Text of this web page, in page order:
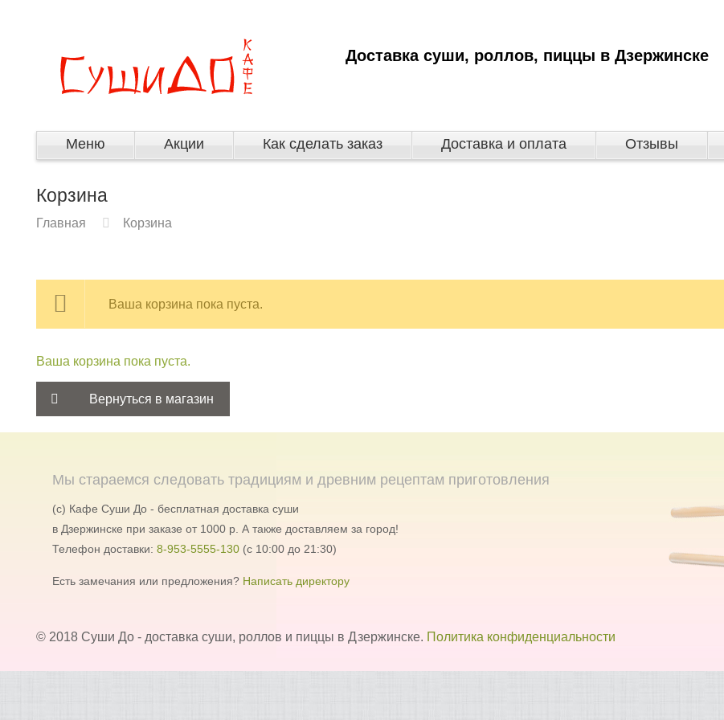
Меню Акции Как сделать заказ Доставка и оплата Отзывы
Доставка суши, роллов, пиццы в Дзержинске
Корзина
Главная Корзина
Ваша корзина пока пуста.
Ваша корзина пока пуста.
Вернуться в магазин
Мы стараемся следовать традициям и древним рецептам приготовления
(c) Кафе Суши До - бесплатная доставка суши
в Дзержинске при заказе от 1000 р. А также доставляем за город!
Телефон доставки: 8-953-5555-130(с 10:00 до 21:30)
Есть замечания или предложения? Написать директору
© 2018 Суши До - доставка суши, роллов и пиццы в Дзержинске. Политика конфиденциальности